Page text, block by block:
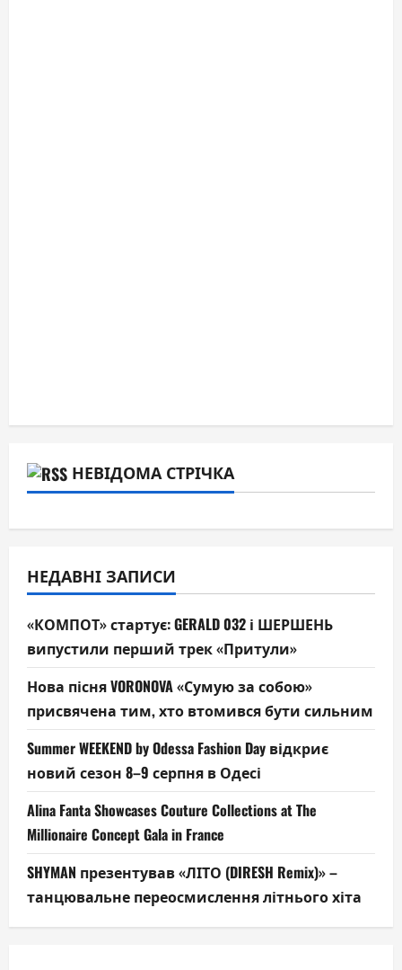
НЕВІДОМА СТРІЧКА
НЕДАВНІ ЗАПИСИ
«КОМПОТ» стартує: GERALD 032 і ШЕРШЕНЬ
випустили перший трек «Притули»
Нова пісня VORONOVA «Сумую за собою»
присвячена тим, хто втомився бути сильним
Summer WEEKEND by Odessa Fashion Day відкриє
новий сезон 8–9 серпня в Одесі
Alina Fanta Showcases Couture Collections at The
Millionaire Concept Gala in France
SHYMAN презентував «ЛІТО (DIRESH Remix)» –
танцювальне переосмислення літнього хіта